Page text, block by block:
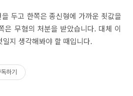
두고 한쪽은 종신형에 가까운 죗값을
은 무혐의 처분을 받았습니다. 대체 이
지 생각해봐야 할 때입니다.
하기